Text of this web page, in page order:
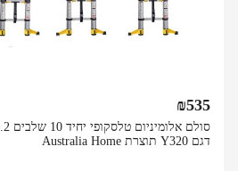
דגם Y320 תוצרת Australia Home
₪535